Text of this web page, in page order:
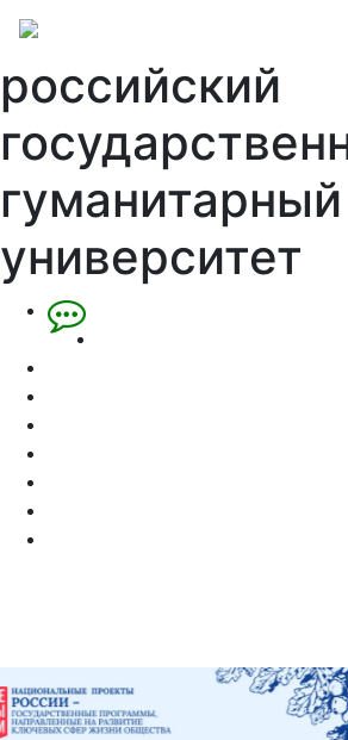
российский
гуманитарный
университет